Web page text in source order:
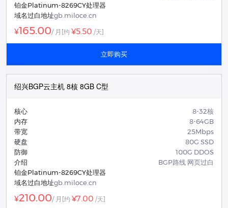
铂金Platinum-8269CY处理器
域名过白地址gb.miloce.cn
¥165.00/ 月 [约 ¥5.50 /天]
立即购买
绍兴BGP云主机 8核 8GB C型
核心
8-32核
内存
8-64GB
带宽
25Mbps
硬盘
80G SSD
防御
100G DDOS
介绍
BGP路线 网页过白
铂金Platinum-8269CY处理器
域名过白地址gb.miloce.cn
¥210.00/ 月 [约 ¥7.00 /天]